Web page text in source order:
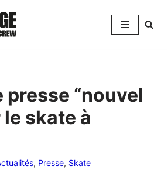
“nouvel
skate à
, Presse, Skate